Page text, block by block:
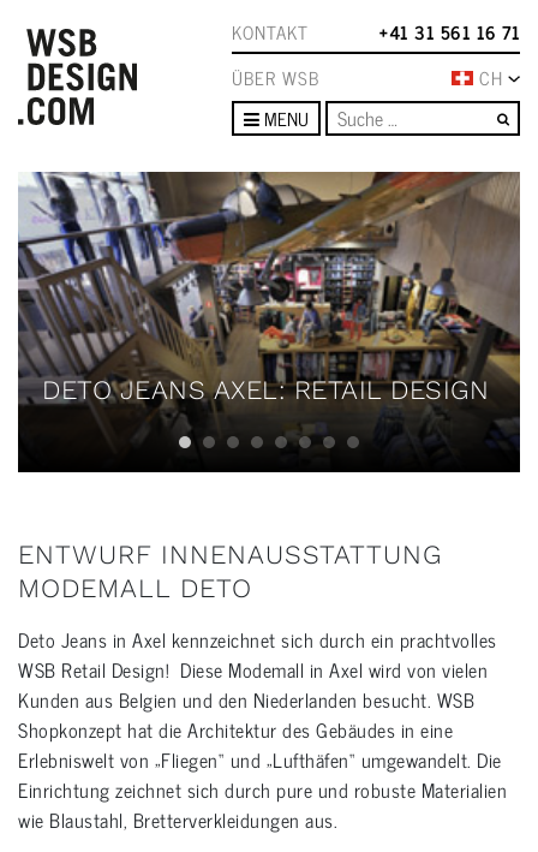
KONTAKT
+41 31 561 16 71
ÜBER WSB
CH
MENU
DETO JEANS AXEL: RETAIL DESIGN
ENTWURF INNENAUSSTATTUNG
MODEMALL DETO
Deto Jeans in Axel kennzeichnet sich durch ein prachtvolles
WSB Retail Design! Diese Modemall in Axel wird von vielen
Kunden aus Belgien und den Niederlanden besucht. WSB
Shopkonzept hat die Architektur des Gebäudes in eine
Erlebniswelt von „Fliegen“ und „Lufthäfen“ umgewandelt. Die
Einrichtung zeichnet sich durch pure und robuste Materialien
wie Blaustahl, Bretterverkleidungen aus.